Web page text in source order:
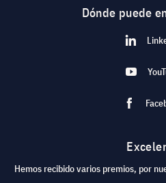
Dónde puede
Hemos recibido varios premios, por